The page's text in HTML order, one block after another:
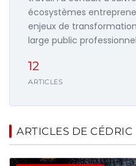
écosystèmes
enjeux de
large public
12
ARTICLES
ARTICLES DE CÉDRIC